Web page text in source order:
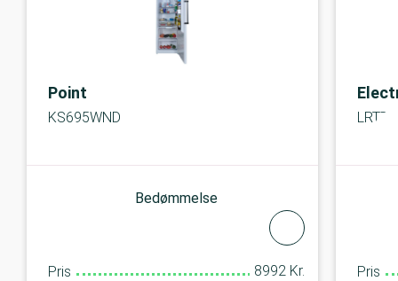
Point
KS695WND
Bedømmelse
Pris 8992 Kr. Pris